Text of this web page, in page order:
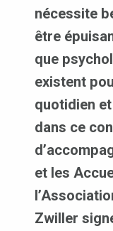
nécessite
être
que
existent
quotidien
dans ce
et les
Zwiller